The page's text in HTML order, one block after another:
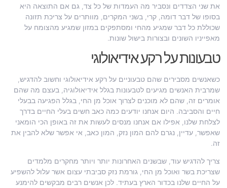
את שני הצדדים ונסביר מה העמדות של כל צד, גם אם התוצאה היא
בסופו של דבר דומה, קרי, בשני המקרים, מוותרים על צריכת תזונה
שכוללת כל דבר שמגיע מהחי ומסתפקים במזון שמגיע מהצומח על
מאפייניו השונים ובצורות בישול שונות.
טבעונות על רקע אידיאולוגי
כשאנשים מסבירים שהם טבעוניים על רקע אידיאולוגי וחשוב להדגיש,
שמרבית האנשים מגיעים לטבעונות בגלל אידיאולוגיה, בעצם מה שהם
אומרים זה, שהם לא מוכנים לצרוך אוכל מן החי, בגלל הפגיעה בבעלי
חיים והסביבה. היום אנחנו יודעים כמה כאב חשים בעלי החיים בדרך
לצלחת שלנו, אפילו אם אנחנו מנסים לעשות את זה באופן הכי הומאני
שאפשר, עדיין, נגרם להם המון נזק, המון כאב, אי אפשר שלא להבין את
זה.
צריך להדגיש עוד, שבשנים האחרונות יותר ויותר מחקרים מלמדים
שצריכת בשר ואוכל מן החי, גורמת נזק סביבתי עצום אשר עלול להשפיע
על החיים שלנו בכדור הארץ בעתיד. לכן אנשים רבים מבקשים להימנע